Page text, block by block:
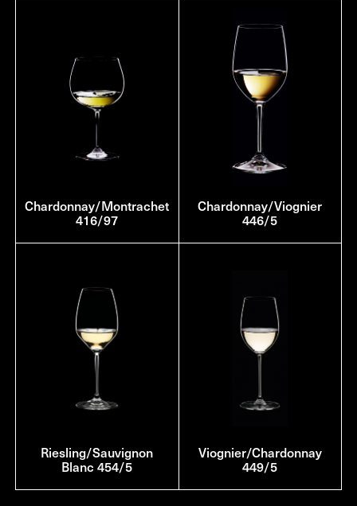
Chardonnay/Montrachet
416/97
Chardonnay/Viognier
446/5
Riesling/Sauvignon
Blanc 454/5
Viognier/Chardonnay
449/5